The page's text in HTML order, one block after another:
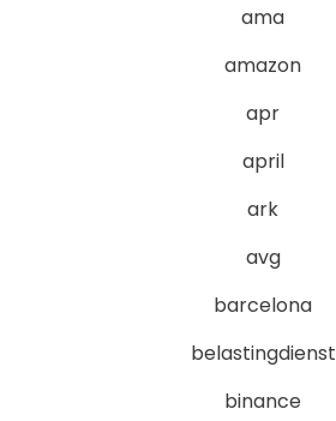
ama
amazon
apr
april
ark
avg
barcelona
belastingdienst
binance